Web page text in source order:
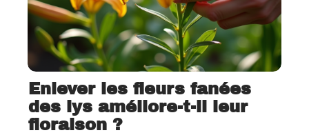
Enlever les fleurs fanées
des lys améliore-t-il leur
floraison ?